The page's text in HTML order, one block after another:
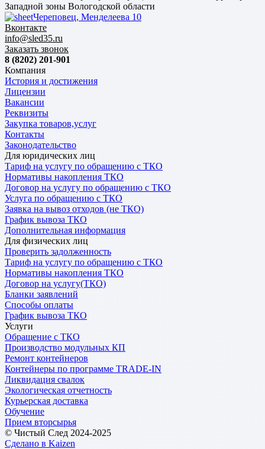
Западной зоны Вологодской области
Череповец, Менделеева 10
Вконтакте
info@sled35.ru
Заказать звонок
8 (8202) 201-901
Компания
История и достижения
Лицензии
Вакансии
Реквизиты
Закупка товаров,услуг
Контакты
Законодательство
Для юридических лиц
Тариф на услугу по обращению с ТКО
Нормативы накопления ТКО
Договор на услугу по обращению с ТКО
Услуга по обращению с ТКО
Заявка на вывоз отходов (не ТКО)
График вывоза ТКО
Дополнительная информация
Для физических лиц
Проверить задолженность
Тариф на услугу по обращению с ТКО
Нормативы накопления ТКО
Договор на услугу(ТКО)
Бланки заявлений
Способы оплаты
График вывоза ТКО
Услуги
Обращение с ТКО
Производство модульных КП
Ремонт контейнеров
Контейнеры по программе TRADE-IN
Ликвидация свалок
Экологическая отчетность
Курьерская доставка
Обучение
Прием вторсырья
© Чистый След 2024-2025
Сделано в Kaizen